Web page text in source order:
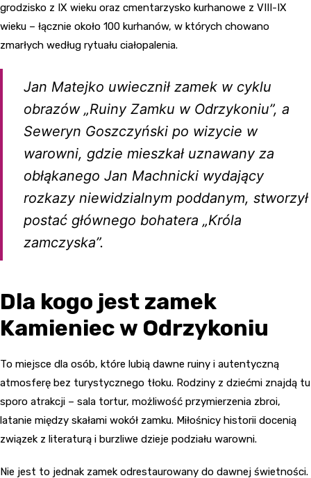
grodzisko z IX wieku oraz cmentarzysko kurhanowe z VIII-IX
wieku – łącznie około 100 kurhanów, w których chowano
zmarłych według rytuału ciałopalenia.
Jan Matejko uwiecznił zamek w cyklu
obrazów „Ruiny Zamku w Odrzykoniu”, a
Seweryn Goszczyński po wizycie w
warowni, gdzie mieszkał uznawany za
obłąkanego Jan Machnicki wydający
rozkazy niewidzialnym poddanym, stworzył
postać głównego bohatera „Króla
zamczyska”.
Dla kogo jest zamek
Kamieniec w Odrzykoniu
To miejsce dla osób, które lubią dawne ruiny i autentyczną
atmosferę bez turystycznego tłoku. Rodziny z dziećmi znajdą tu
sporo atrakcji – sala tortur, możliwość przymierzenia zbroi,
latanie między skałami wokół zamku. Miłośnicy historii docenią
związek z literaturą i burzliwe dzieje podziału warowni.
Nie jest to jednak zamek odrestaurowany do dawnej świetności.